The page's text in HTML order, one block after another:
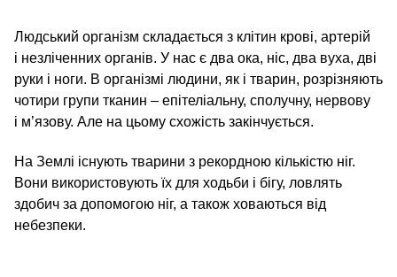
Людський організм складається з клітин крові, артерій
і незліченних органів. У нас є два ока, ніс, два вуха, дві
руки і ноги. В організмі людини, як і тварин, розрізняють
чотири групи тканин – епітеліальну, сполучну, нервову
і м’язову. Але на цьому схожість закінчується.
На Землі існують тварини з рекордною кількістю ніг.
Вони використовують їх для ходьби і бігу, ловлять
здобич за допомогою ніг, а також ховаються від
небезпеки.